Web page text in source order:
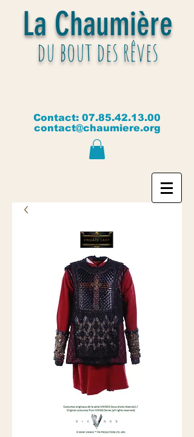
La Chaumière
du bout des rêves
Contact: 07.85.42.13.00
contact@chaumiere.org